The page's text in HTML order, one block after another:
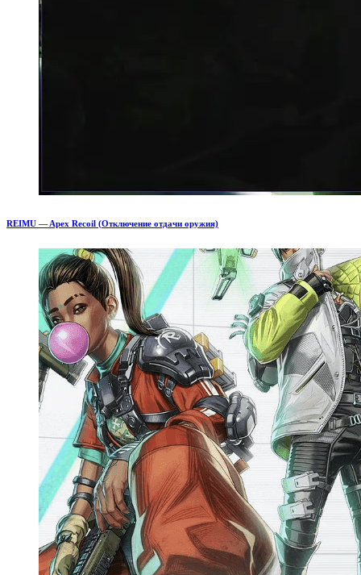
REIMU — Apex Recoil (Отключение отдачи оружия)